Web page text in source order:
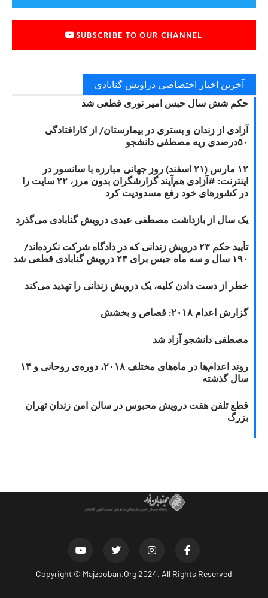
SUBSCRIBE TO OUR CHANNEL
آخرین اخبار اختصاصی دراویش گنابادی
حکم شش سال حبس امیر نوری قطعی شد
آزادی از زندان و بستری در بیمارستان/ از کارافتادگی
۵۰درصدی ریه مصطفی دانشجو
۱۲ مارس (۲۱ اسفند) روز جهانی مبارزه با سانسور در
اینترنت: #آزادی هم‌آیند گزارشگران‌ بدون مرز، ۲۲ سایت را
در کشورهای خود رفع مسدودیت کرد
یک سال از بازداشت مصطفی عبدی درویش گنابادی می‌گذرد
تأیید حکم ۲۳ درویش زندانی که در دادگاه شرکت نکرده‌اند/
۱۹۰ سال و سه ماه حبس برای ۲۳ درویش گنابادی قطعی شد
خطر از دست دادن کلیه، یک درویش زندانی را تهدید می‌کند
گزارش اعدام ۲۰۱۸: قصاص و بخشش
مصطفی دانشجو آزاد شد
روند اعدام‌ها در ماه‌های مختلف ۲۰۱۸، دوره‌ی روحانی و ۱۴
سال گذشته
قطع تلفن هفت درویش محبوس در سالن امن زندان تهران
بزرگ
Copyright © Majzooban.Org2024. All Rights Reserved